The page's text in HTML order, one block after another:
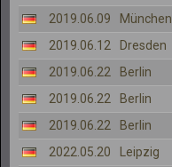
2019.06.09
München
2019.06.12
Dresden
2019.06.22
Berlin
2019.06.22
Berlin
2019.06.22
Berlin
2022.05.20
Leipzig